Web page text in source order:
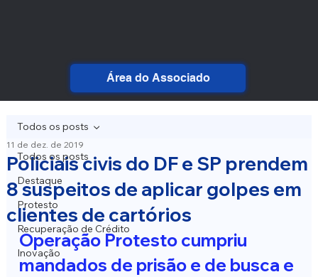
Área do Associado
Todos os posts
Destaque
Protesto
Recuperação de Crédito
Inovação
Todos os posts
Policiais civis do DF e SP prendem
8 suspeitos de aplicar golpes em
clientes de cartórios
11 de dez. de 2019
Operação Protesto cumpriu
mandados de prisão e de busca e